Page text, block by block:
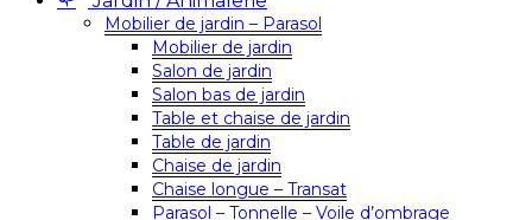
Mobilier de jardin – Parasol
Mobilier de jardin
Salon de jardin
Salon bas de jardin
Table et chaise de jardin
Table de jardin
Chaise de jardin
Chaise longue – Transat
Parasol – Tonnelle – Voile d’ombrage